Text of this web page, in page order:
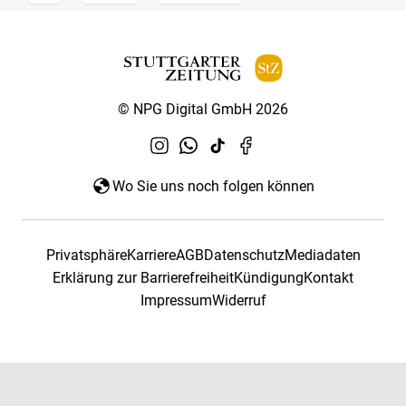
© NPG Digital GmbH 2026
Wo Sie uns noch folgen können
PrivatsphäreKarriereAGBDatenschutzMediadaten
Erklärung zur BarrierefreiheitKündigungKontakt
ImpressumWiderruf